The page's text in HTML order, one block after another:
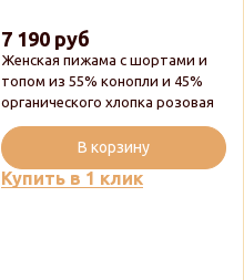
Женская пижама с шортами и
топом из 55% конопли и 45%
органического хлопка розовая
7 190 руб
Купить в 1 клик
В корзину